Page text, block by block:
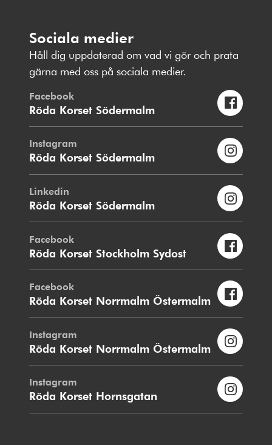
Sociala medier
Håll dig uppdaterad om vad vi gör och prata
gärna med oss på sociala medier.
Facebook
Röda Korset Södermalm
Instagram
Röda Korset Södermalm
Linkedin
Röda Korset Södermalm
Facebook
Röda Korset Stockholm Sydost
Facebook
Röda Korset Norrmalm Östermalm
Instagram
Röda Korset Norrmalm Östermalm
Instagram
Röda Korset Hornsgatan